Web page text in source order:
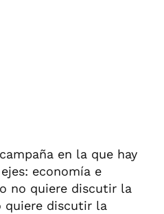
en la que hay
economía e
no quiere discutir la
quiere discutir la